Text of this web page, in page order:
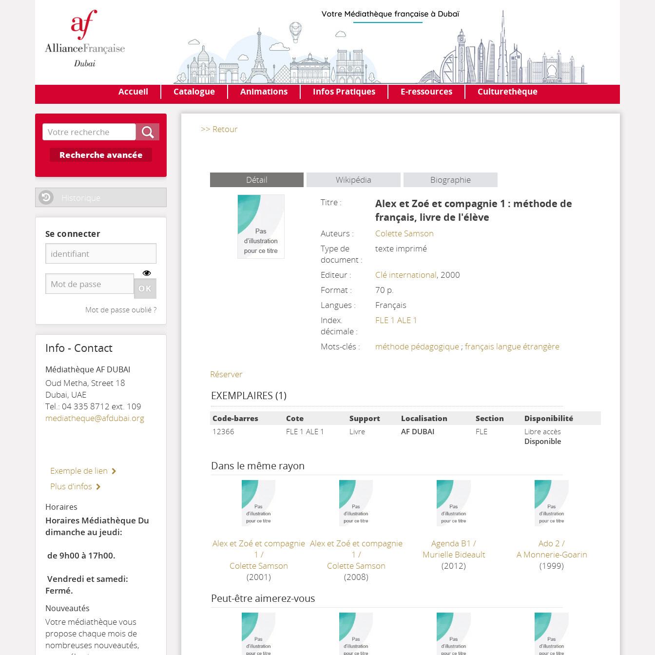
AF DUBAI
MEDIATHÈQUE
Accueil Catalogue Animations Infos Pratiques E-ressources Culturethèque
>> Retour
Détail Wikipédia
Biographie
Titre :
Alex et Zoé et compagnie 1 : méthode de
français, livre de l'élève
Auteurs :
Colette Samson
Type de
document :
texte imprimé
Editeur : Clé international, 2000
Format :
70 p.
Langues :
Français
Index.
décimale :
FLE 1 ALE 1
Mots-clés : méthode pédagogique ;français langue étrangère
Réserver
EXEMPLAIRES (1)
Liste des exemplaires
Code-barres Cote Support Localisation Section
Disponibilité
12366
FLE 1 ALE 1 Livre AF DUBAI FLE
Libre accès
Disponible
Dans le même rayon
Alex et Zoé et compagnie
1 /
Colette Samson
(2001)
Alex et Zoé et compagnie
1 /
Colette Samson
(2008)
Agenda B1 /
Murielle Bideault
(2012)
Ado 2 /
A Monnerie-Goarin
(1999)
Peut-être aimerez-vous
Recherche
Recherche avancée
Historique
Se connecter
Mot de passe oublié ?
Info - Contact
Médiathèque AF DUBAI
Oud Metha, Street 18
Dubai, UAE
Tel.: 04 335 8712 ext. 109
mediatheque@afdubai.org
Exemple de lien
Plus d'infos
Horaires
Horaires Médiathèque Du
dimanche au jeudi:
de 9h00 à 17h00.
Vendredi et samedi:
Fermé.
Nouveautés
Votre médiathèque vous
propose chaque mois de
nombreuses nouveautés,